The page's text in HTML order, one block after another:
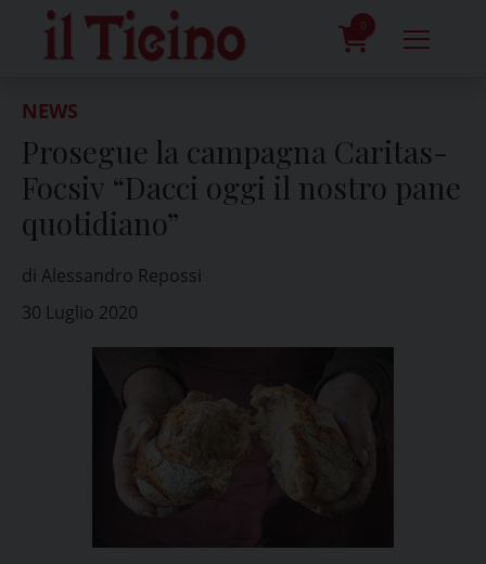
content
0
NEWS
Prosegue la campagna Caritas-
Focsiv “Dacci oggi il nostro pane
quotidiano”
di Alessandro Repossi
30 Luglio 2020